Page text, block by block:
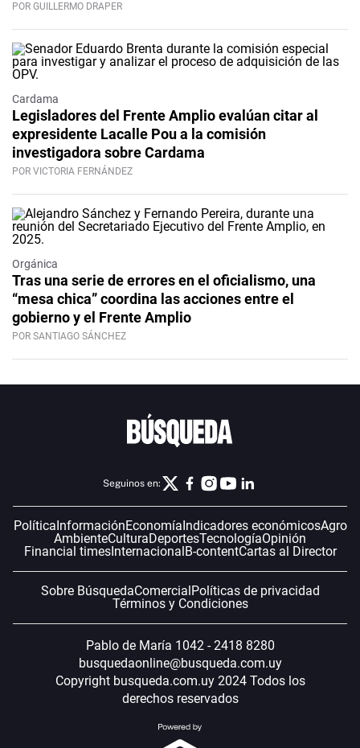
POR GUILLERMO DRAPER
Cardama
Legisladores del Frente Amplio evalúan citar al
expresidente Lacalle Pou a la comisión
investigadora sobre Cardama
POR VICTORIA FERNÁNDEZ
Orgánica
Tras una serie de errores en el oficialismo, una
“mesa chica” coordina las acciones entre el
gobierno y el Frente Amplio
POR SANTIAGO SÁNCHEZ
Seguinos en:
PolíticaInformaciónEconomíaIndicadores económicosAgro
AmbienteCulturaDeportesTecnologíaOpinión
Financial timesInternacionalB-contentCartas al Director
Sobre BúsquedaComercialPolíticas de privacidad
Términos y Condiciones
Pablo de María 1042 - 2418 8280
busquedaonline@busqueda.com.uy
Copyright busqueda.com.uy 2024 Todos los
derechos reservados